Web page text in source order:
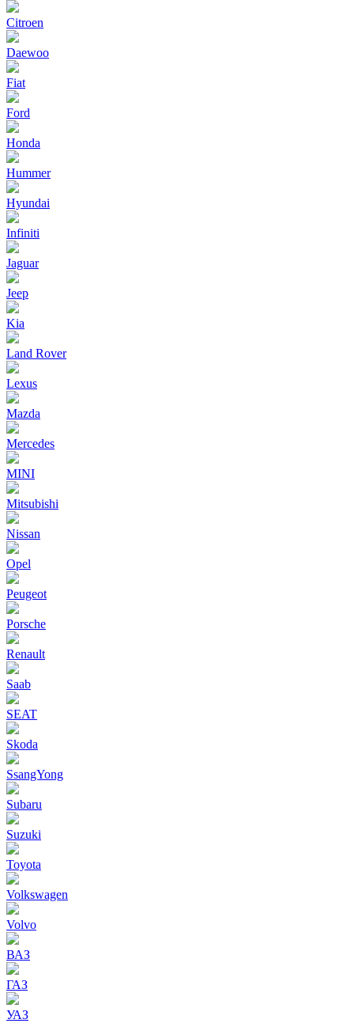
Citroen
Daewoo
Fiat
Ford
Honda
Hummer
Hyundai
Infiniti
Jaguar
Jeep
Kia
Land Rover
Lexus
Mazda
Mercedes
MINI
Mitsubishi
Nissan
Opel
Peugeot
Porsche
Renault
Saab
SEAT
Skoda
SsangYong
Subaru
Suzuki
Toyota
Volkswagen
Volvo
ВАЗ
ГАЗ
УАЗ